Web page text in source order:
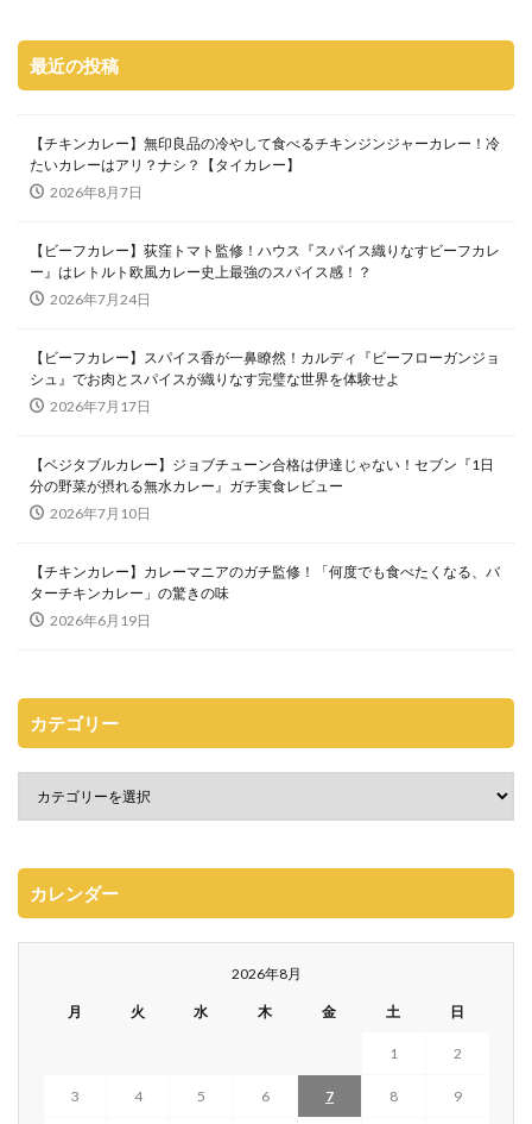
最近の投稿
【チキンカレー】無印良品の冷やして食べるチキンジンジャーカレー！冷
たいカレーはアリ？ナシ？【タイカレー】
2026年8月7日
【ビーフカレー】荻窪トマト監修！ハウス『スパイス織りなすビーフカレ
ー』はレトルト欧風カレー史上最強のスパイス感！？
2026年7月24日
【ビーフカレー】スパイス香が一鼻瞭然！カルディ『ビーフローガンジョ
シュ』でお肉とスパイスが織りなす完璧な世界を体験せよ
2026年7月17日
【ベジタブルカレー】ジョブチューン合格は伊達じゃない！セブン『1日
分の野菜が摂れる無水カレー』ガチ実食レビュー
2026年7月10日
【チキンカレー】カレーマニアのガチ監修！「何度でも食べたくなる、バ
ターチキンカレー」の驚きの味
2026年6月19日
カテゴリー
カレンダー
2026年8月
月 火 水 木 金 土 日
1 2
3 4 5 6 7 8 9